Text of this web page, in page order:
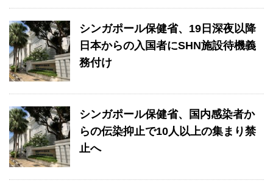
シンガポール保健省、19日深夜以降
日本からの入国者にSHN施設待機義
務付け
シンガポール保健省、国内感染者か
らの伝染抑止で10人以上の集まり禁
止へ